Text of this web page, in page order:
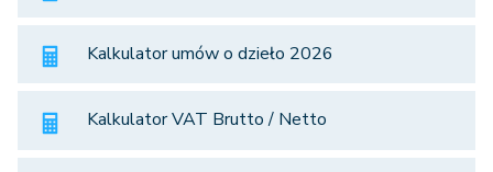
Kalkulator umów o dzieło 2026
Kalkulator VAT Brutto / Netto